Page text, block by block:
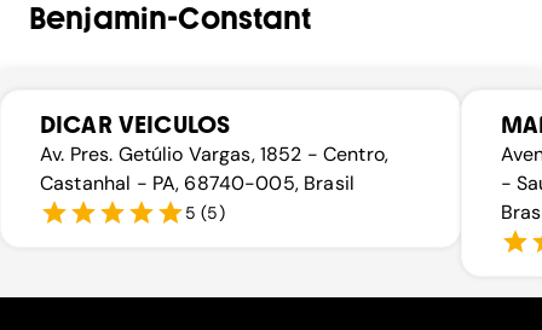
Benjamin-Constant
DICAR VEICULOS
Av. Pres. Getúlio Vargas, 1852 - Centro,
Castanhal - PA, 68740-005, Brasil
5 (5)
-